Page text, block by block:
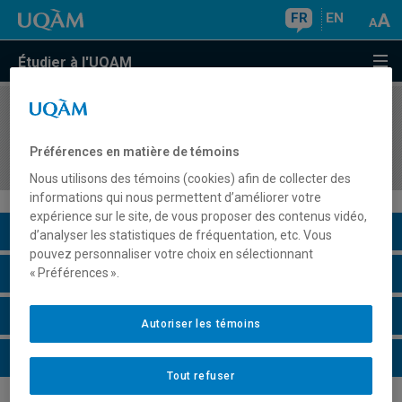
FR EN
Étudier à l'UQAM
COURS//
décision II
Description du cours
Horaire - Été 2026
Horaire - Automne 2026
Horaire - Hiver 2027
Préférences en matière de témoins
Nous utilisons des témoins (cookies) afin de collecter des
informations qui nous permettent d’améliorer votre
expérience sur le site, de vous proposer des contenus vidéo,
d’analyser les statistiques de fréquentation, etc. Vous
pouvez personnaliser votre choix en sélectionnant
« Préférences ».
Tout refuser
Autoriser les témoins